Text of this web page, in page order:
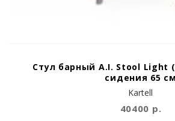
Kartell
Стул барный A.I. Stool Light
сидения 65 см
40400 р.